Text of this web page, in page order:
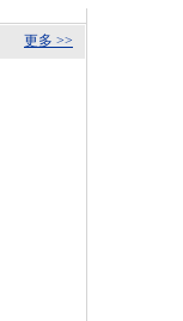
更多 >>